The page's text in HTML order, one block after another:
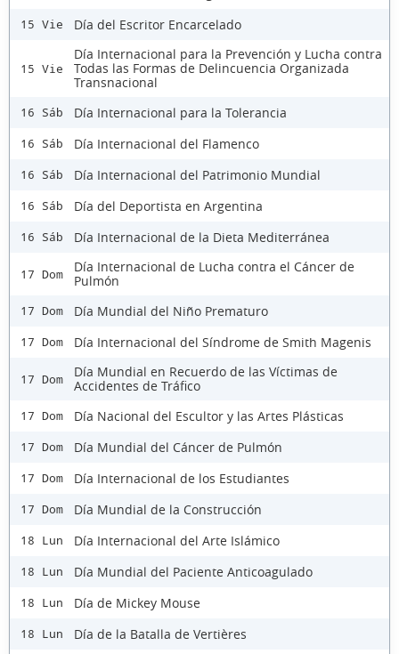
15 Vie Día del Escritor Encarcelado
15 Vie
Día Internacional para la Prevención y Lucha contra
Todas las Formas de Delincuencia Organizada
Transnacional
16 Sáb Día Internacional para la Tolerancia
16 Sáb Día Internacional del Flamenco
16 Sáb Día Internacional del Patrimonio Mundial
16 Sáb Día del Deportista en Argentina
16 Sáb Día Internacional de la Dieta Mediterránea
17 Dom
Día Internacional de Lucha contra el Cáncer de
Pulmón
17 Dom Día Mundial del Niño Prematuro
17 Dom Día Internacional del Síndrome de Smith Magenis
17 Dom
Día Mundial en Recuerdo de las Víctimas de
Accidentes de Tráfico
17 Dom Día Nacional del Escultor y las Artes Plásticas
17 Dom Día Mundial del Cáncer de Pulmón
17 Dom Día Internacional de los Estudiantes
17 Dom Día Mundial de la Construcción
18 Lun Día Internacional del Arte Islámico
18 Lun Día Mundial del Paciente Anticoagulado
18 Lun Día de Mickey Mouse
18 Lun Día de la Batalla de Vertières